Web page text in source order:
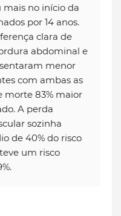
mais no início da
por 14 anos.
clara de
abdominal e
menor
com ambas as
morte 83% maior
A perda
sozinha
de 40% do risco
um risco